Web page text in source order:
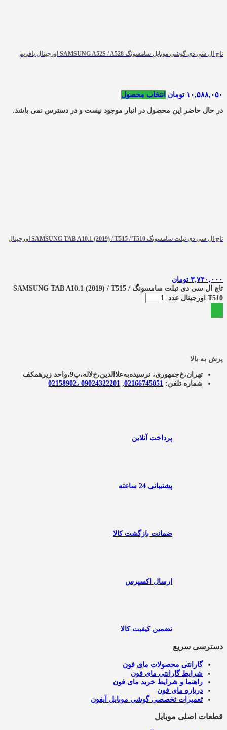
تاچ ال سی دی گوشی موبایل سامسونگ SAMSUNG A52S / A528 اورجینال بافریم
۱۰,۵۸۸,۰۵۰ تومان انتخاب محصول
در حال حاضر این محصول در انبار موجود نیست و در دسترس نمی باشد.
تاچ ال سی دی تبلت سامسونگ SAMSUNG TAB A10.1 (2019) / T515 / T510 اورجینال
۳,۷۴۰,۰۰۰ تومان
تاچ ال سی دی تبلت سامسونگ SAMSUNG TAB A10.1 (2019) / T515 /
T510 اورجینال عدد
پرش به بالا
تهران،خ‌جمهوری، نرسیده‌به‌علاالدین،‌خ‌لاله،‌پ9،واحد زیرهمکف
شماره تلفن: 02166745051‌
, 09024322201 ،02158902
پرداخت آنلاین
پشتیبانی 24 ساعته
ضمانت بازگشت کالا
ارسال اکسپرس
تضمین کیفیت کالا
دسترسی سریع
گارانتی محصولات مای فون
شرایط گارانتی مای فون
راهنما و شرایط خرید مای فون
درباره مای فون
تعمیرات تخصصی گوشی موبایل آیفون
قطعات اصلی موبایل